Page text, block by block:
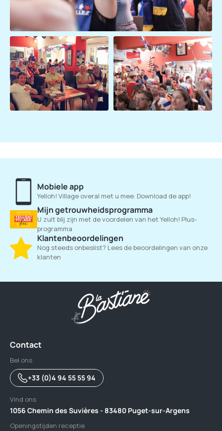
Mobiele app
Yelloh! Village overal met u mee. Download de app!
Mijn getrouwheidsprogramma
U zult blij zijn met de voordelen van het Yelloh! Plus-
programma
Klantenbeoordelingen
Nog steeds onbeslist? Lees de beoordelingen van onze
klanten
Contact
Bel ons
+33 (0)4 94 55 55 94
Vind ons
1056 Chemin des Suvières - 83480 Puget-sur-Argens
Openingstijden receptie